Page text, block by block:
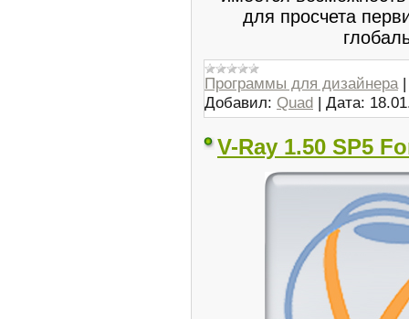
для просчета
Программы для дизайнера
Добавил: Quad | Дата:
V-Ray 1.50 SP5